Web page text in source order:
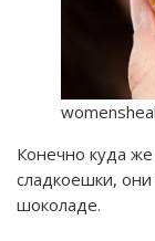
Конечно куда
сладкоешки,
шоколаде.